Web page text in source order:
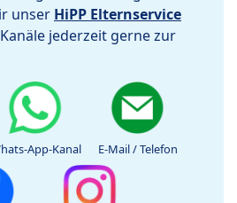
unser HiPP Elternservice
jederzeit gerne zur
App-Kanal E-Mail / Telefon